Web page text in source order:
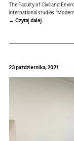
The Faculty of Civil and
international studies
Czytaj dalej
23 października, 2021